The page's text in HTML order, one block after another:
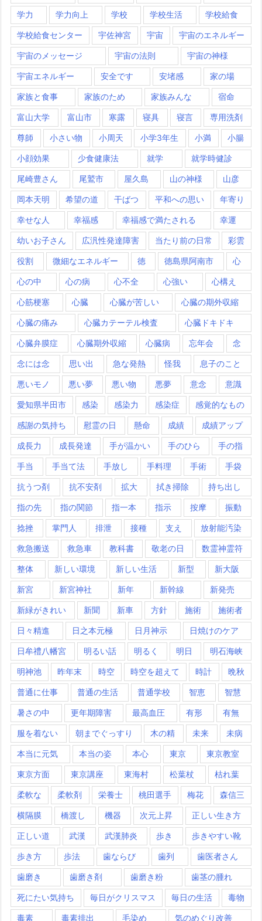
学力 学力向上 学校 学校生活 学校給食
学校給食センター 宇佐神宮 宇宙 宇宙のエネルギー
宇宙のメッセージ 宇宙の法則 宇宙の神様
宇宙エネルギー 安全です 安堵感 家の場
家族と食事 家族のため 家族みんな 宿命
富山大学 富山市 寒露 寝具 寝言 専用洗剤
尊師 小さい物 小周天 小学3年生 小満 小腸
小顔効果 少食健康法 就学 就学時健診
尾崎豊さん 尾鷲市 屋久島 山の神様 山彦
岡本天明 希望の道 干ばつ 平和への思い 年寄り
幸せな人 幸福感 幸福感で満たされる 幸運
幼いお子さん 広汎性発達障害 当たり前の日常 彩雲
役割 微細なエネルギー 徳 徳島県阿南市 心
心の中 心の病 心不全 心強い 心構え
心筋梗塞 心臓 心臓が苦しい 心臓の期外収縮
心臓の痛み 心臓カテーテル検査 心臓ドキドキ
心臓弁膜症 心臓期外収縮 心臓病 忘年会 念
念には念 思い出 急な発熱 怪我 息子のこと
悪いモノ 悪い夢 悪い物 悪夢 意念 意識
愛知県半田市 感染 感染力 感染症 感覚的なもの
感謝の気持ち 慰霊の日 懸命 成績 成績アップ
成長力 成長発達 手が温かい 手のひら 手の指
手当 手当て法 手放し 手料理 手術 手袋
抗うつ剤 抗不安剤 拡大 拭き掃除 持ち出し
指の先 指の関節 指一本 指示 按摩 振動
捻挫 掌門人 排泄 接種 支え 放射能汚染
救急搬送 救急車 教科書 敬老の日 数霊神霊符
整体 新しい環境 新しい生活 新型 新大阪
新宮 新宮神社 新年 新幹線 新発売
新緑がきれい 新聞 新車 方針 施術 施術者
日々精進 日之本元極 日月神示 日焼けのケア
日牟禮八幡宮 明るい話 明るく 明日 明石海峡
明神池 昨年末 時空 時空を超えて 時計 晩秋
普通に仕事 普通の生活 普通学校 智恵 智慧
暑さの中 更年期障害 最高血圧 有形 有無
服を着ない 朝までぐっすり 木の精 未来 未病
本当に元気 本当の姿 本心 東京 東京教室
東京方面 東京講座 東海村 松葉杖 枯れ葉
柔軟な 柔軟剤 栄養士 桃田選手 梅花 森信三
横隔膜 橋渡し 機器 次元上昇 正しい生き方
正しい道 武漢 武漢肺炎 歩き 歩きやすい靴
歩き方 歩法 歯ならび 歯列 歯医者さん
歯磨き 歯磨き剤 歯磨き粉 歯茎の腫れ
死にたい気持ち 毎日がクリスマス 毎日の生活 毒物
毒素 毒素排出 毛染め 気のめぐり改善